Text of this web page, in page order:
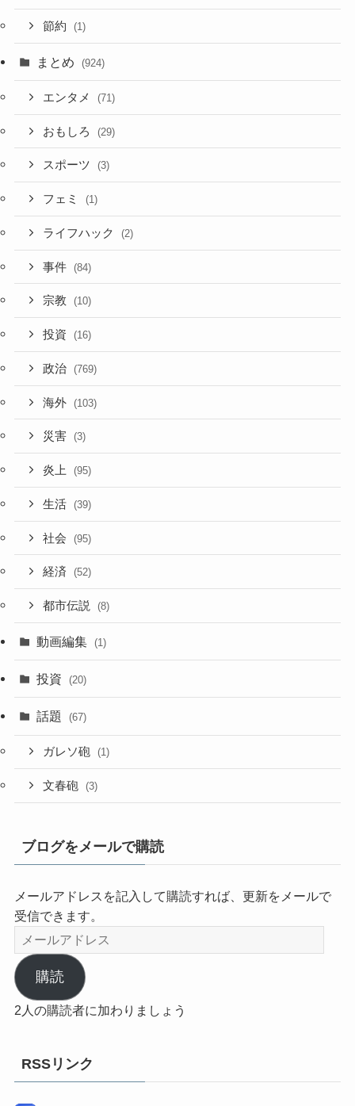
節約 (1)
まとめ (924)
エンタメ (71)
おもしろ (29)
スポーツ (3)
フェミ (1)
ライフハック (2)
事件 (84)
宗教 (10)
投資 (16)
政治 (769)
海外 (103)
災害 (3)
炎上 (95)
生活 (39)
社会 (95)
経済 (52)
都市伝説 (8)
動画編集 (1)
投資 (20)
話題 (67)
ガレソ砲 (1)
文春砲 (3)
ブログをメールで購読
メールアドレスを記入して購読すれば、更新をメールで
受信できます。
メ
ー
ル
ア
ド
購読
2人の購読者に加わりましょう
RSSリンク